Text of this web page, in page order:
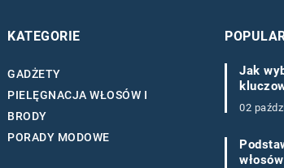
KATEGORIE
GADŻETY
PIELĘGNACJA WŁOSÓW I
BRODY
PORADY MODOWE
Jak
02